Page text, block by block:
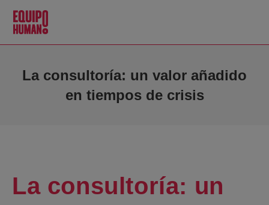
La consultoría: un valor añadido
en tiempos de crisis
La consultoría: un